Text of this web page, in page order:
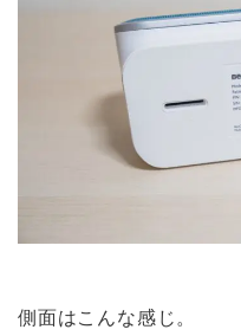
側面はこんな感じ。